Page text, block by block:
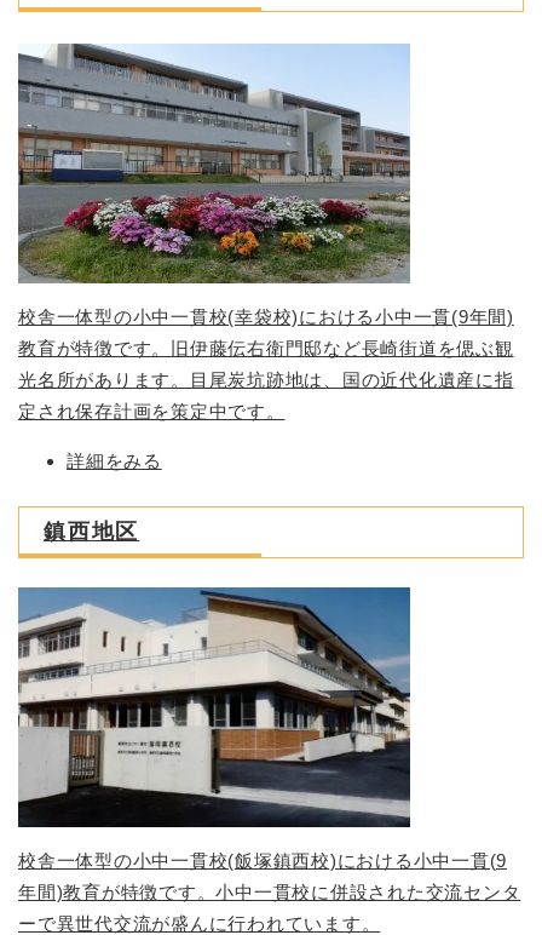
校舎一体型の小中一貫校(幸袋校)における小中一貫(9年間)
教育が特徴です。旧伊藤伝右衛門邸など長崎街道を偲ぶ観
光名所があります。目尾炭坑跡地は、国の近代化遺産に指
定され保存計画を策定中です。
詳細をみる
鎮西地区
校舎一体型の小中一貫校(飯塚鎮西校)における小中一貫(9
年間)教育が特徴です。小中一貫校に併設された交流センタ
ーで異世代交流が盛んに行われています。